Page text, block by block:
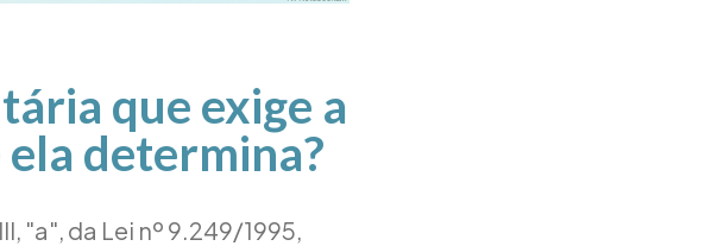
que exige a
determina?
"a", da Lei nº 9.249/1995,